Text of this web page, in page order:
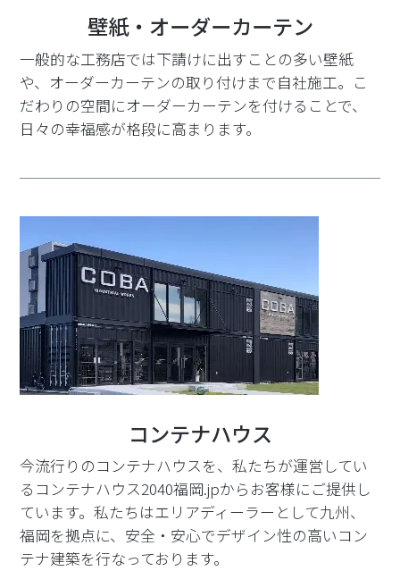
壁紙・オーダーカーテン
一般的な工務店では下請けに出すことの多い壁紙
や、オーダーカーテンの取り付けまで自社施工。こ
だわりの空間にオーダーカーテンを付けることで、
日々の幸福感が格段に高まります。
コンテナハウス
今流行りのコンテナハウスを、私たちが運営してい
るコンテナハウス2040福岡.jpからお客様にご提供し
ています。私たちはエリアディーラーとして九州、
福岡を拠点に、安全・安心でデザイン性の高いコン
テナ建築を行なっております。